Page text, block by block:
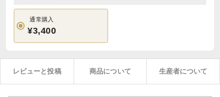
通常購入
¥3,400
レビューと投稿 商品について 生産者について